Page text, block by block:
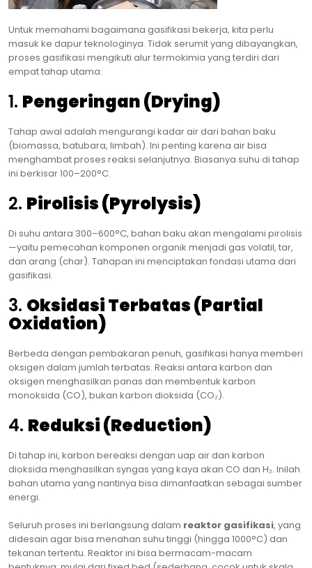
Untuk memahami bagaimana gasifikasi bekerja, kita perlu
masuk ke dapur teknologinya. Tidak serumit yang dibayangkan,
proses gasifikasi mengikuti alur termokimia yang terdiri dari
empat tahap utama:
1. Pengeringan (Drying)
Tahap awal adalah mengurangi kadar air dari bahan baku
(biomassa, batubara, limbah). Ini penting karena air bisa
menghambat proses reaksi selanjutnya. Biasanya suhu di tahap
ini berkisar 100–200°C.
2. Pirolisis (Pyrolysis)
Di suhu antara 300–600°C, bahan baku akan mengalami pirolisis
—yaitu pemecahan komponen organik menjadi gas volatil, tar,
dan arang (char). Tahapan ini menciptakan fondasi utama dari
gasifikasi.
3. Oksidasi Terbatas (Partial
Oxidation)
Berbeda dengan pembakaran penuh, gasifikasi hanya memberi
oksigen dalam jumlah terbatas. Reaksi antara karbon dan
oksigen menghasilkan panas dan membentuk karbon
monoksida (CO), bukan karbon dioksida (CO₂).
4. Reduksi (Reduction)
Di tahap ini, karbon bereaksi dengan uap air dan karbon
dioksida menghasilkan syngas yang kaya akan CO dan H₂. Inilah
bahan utama yang nantinya bisa dimanfaatkan sebagai sumber
energi.
Seluruh proses ini berlangsung dalam reaktor gasifikasi, yang
didesain agar bisa menahan suhu tinggi (hingga 1000°C) dan
tekanan tertentu. Reaktor ini bisa bermacam-macam